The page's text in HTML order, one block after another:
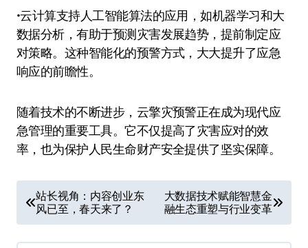
•云计算支持人工智能算法的应用，如机器学习和大
数据分析，有助于预测灾害发展趋势，提前制定应
对策略。这种智能化的预警方式，大大提升了应急
响应的前瞻性。
随着技术的不断进步，云擎灾预警正在成为现代应
急管理的重要工具。它不仅提高了灾害应对的效
率，也为保护人民生命财产安全提供了坚实保障。
章
导
站长视角：内容创业东
风已至，春天来了？
大数据技术赋能智慧金
融生态重塑与行业变革